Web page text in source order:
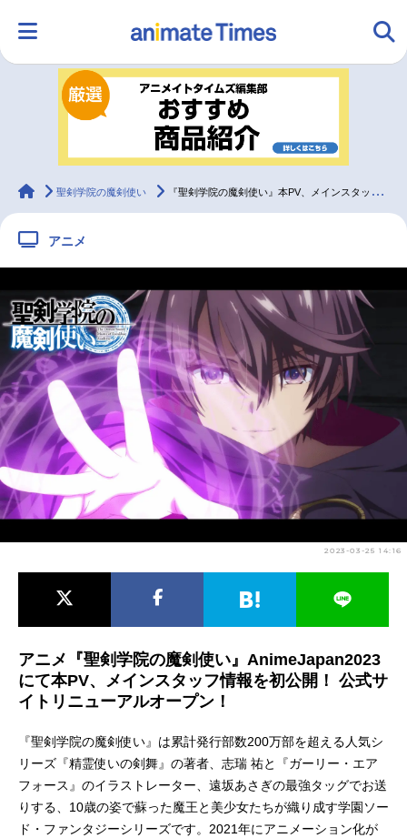
ランキング アニメ
ラジオ みんなの声
2.5次元 配信・Vtuber トレンド 無料マンガ
最新記事一覧
アニメ記事一覧 声優記事一覧
アニメ映画一覧 実写化映画一覧
今期アニメ曜日別一覧
春アニメ 夏アニメ
男性声優/女性声優一覧
animateTimes
聖剣学院の魔剣使い 『聖剣学院の魔剣使い』本PV、メインスタッフ情報を初公開！
アニメ
2023-03-25 14:16
アニメ『聖剣学院の魔剣使い』AnimeJapan2023
にて本PV、メインスタッフ情報を初公開！ 公式サ
イトリニューアルオープン！
『聖剣学院の魔剣使い』は累計発行部数200万部を超える人気シ
リーズ『精霊使いの剣舞』の著者、志瑞 祐と『ガーリー・エア
フォース』のイラストレーター、遠坂あさぎの最強タッグでお送
りする、10歳の姿で蘇った魔王と美少女たちが織り成す学園ソー
ド・ファンタジーシリーズです。2021年にアニメーション化が